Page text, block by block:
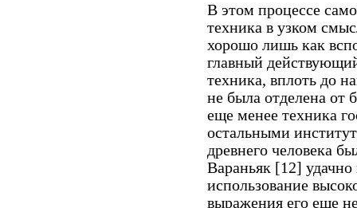
В этом процессе
техника в узком
хорошо лишь как
главный
техника, вплоть до
не была отделена от
еще менее техника
остальными
древнего человека
Вараньяк [12] удачно
использование
выражения его еще